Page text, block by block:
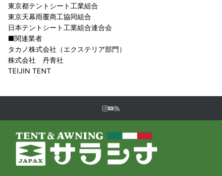
東京都テントシート工業組合
東京天幕雨覆商工協同組合
日本テントシート工業組合連合会
■関連業者
タカノ株式会社（エクステリア部門）
株式会社 丹青社
TEIJIN TENT